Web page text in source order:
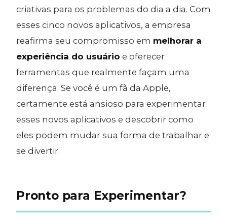
criativas para os problemas do dia a dia. Com
esses cinco novos aplicativos, a empresa
reafirma seu compromisso em melhorar a
experiência do usuário e oferecer
ferramentas que realmente façam uma
diferença. Se você é um fã da Apple,
certamente está ansioso para experimentar
esses novos aplicativos e descobrir como
eles podem mudar sua forma de trabalhar e
se divertir.
Pronto para Experimentar?